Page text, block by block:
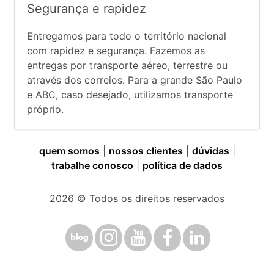
Segurança e rapidez
Entregamos para todo o território nacional
com rapidez e segurança. Fazemos as
entregas por transporte aéreo, terrestre ou
através dos correios. Para a grande São Paulo
e ABC, caso desejado, utilizamos transporte
próprio.
quem somos nossos clientes dúvidas
trabalhe conosco
política de dados
2026 © Todos os direitos reservados